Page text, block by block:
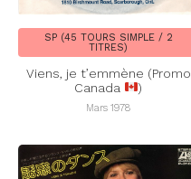
SP (45 TOURS SIMPLE / 2
TITRES)
Viens, je t’emmène (Promo
Canada
)
Mars 1978